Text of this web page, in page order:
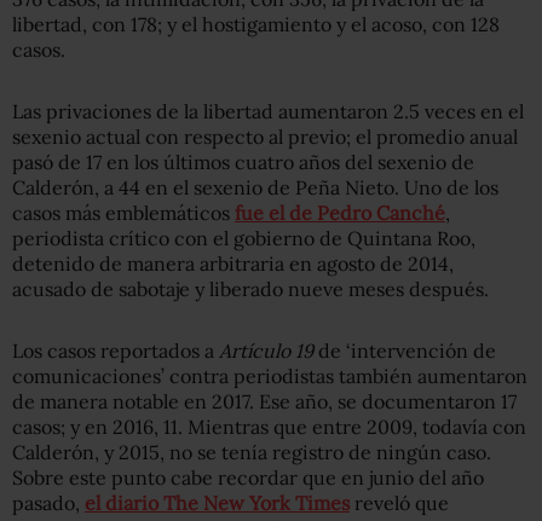
libertad, con 178; y el hostigamiento y el acoso, con 128
casos.
Las privaciones de la libertad aumentaron 2.5 veces en el
sexenio actual con respecto al previo; el promedio anual
pasó de 17 en los últimos cuatro años del sexenio de
Calderón, a 44 en el sexenio de Peña Nieto. Uno de los
casos más emblemáticos fue el de Pedro Canché
periodista crítico con el gobierno de Quintana Roo,
detenido de manera arbitraria en agosto de 2014,
acusado de sabotaje y liberado nueve meses después.
Los casos reportados a Artículo 19de ‘intervención de
comunicaciones’ contra periodistas también aumentaron
de manera notable en 2017. Ese año, se documentaron 17
casos; y en 2016, 11. Mientras que entre 2009, todavía con
Calderón, y 2015, no se tenía registro de ningún caso.
Sobre este punto cabe recordar que en junio del año
pasado, el diario The New York Times reveló que